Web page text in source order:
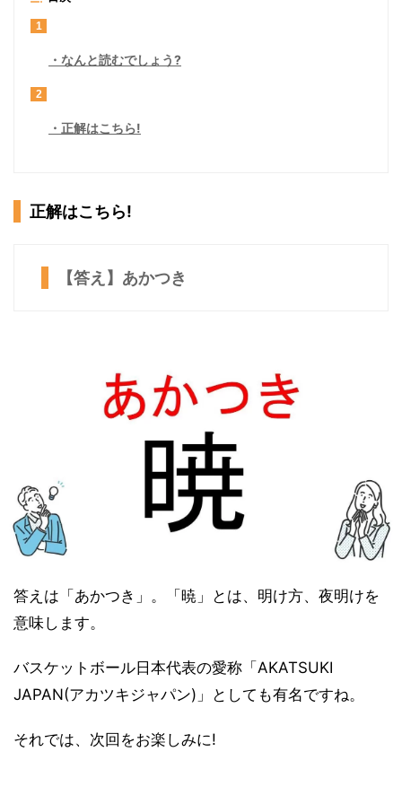
1
なんと読むでしょう?
2
正解はこちら!
正解はこちら!
【答え】あかつき
答えは「あかつき」。「暁」とは、明け方、夜明けを
意味します。
バスケットボール日本代表の愛称「AKATSUKI
JAPAN(アカツキジャパン)」としても有名ですね。
それでは、次回をお楽しみに!